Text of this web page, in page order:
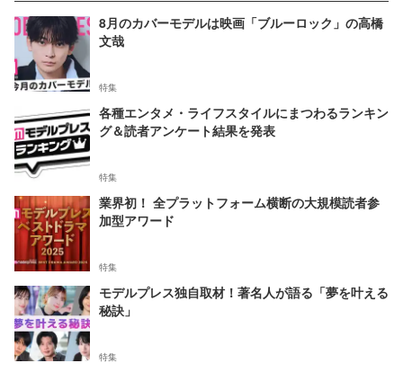
8月のカバーモデルは映画「ブルーロック」の高橋
文哉
特集
各種エンタメ・ライフスタイルにまつわるランキン
グ＆読者アンケート結果を発表
特集
業界初！ 全プラットフォーム横断の大規模読者参
加型アワード
特集
モデルプレス独自取材！著名人が語る「夢を叶える
秘訣」
特集